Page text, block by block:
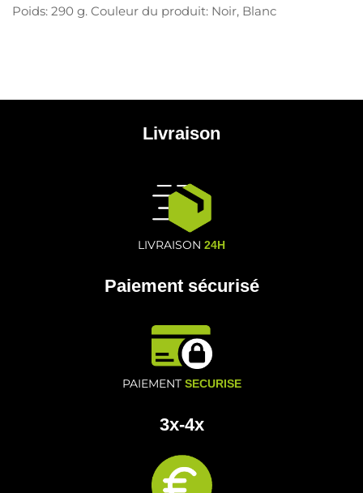
Poids: 290 g. Couleur du produit: Noir, Blanc
Livraison
LIVRAISON 24H
Paiement sécurisé
PAIEMENT SECURISE
3x-4x